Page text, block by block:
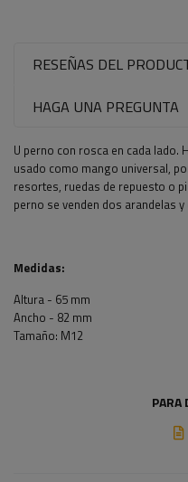
RESEÑAS DEL
HAGA UNA PREGUNTA
U perno con rosca en cada lado.
usado como mango universal,
resortes, ruedas de repuesto o
perno se venden dos arandelas
Medidas:
Altura - 65 mm
Ancho - 82 mm
Tamaño: M12
PARA